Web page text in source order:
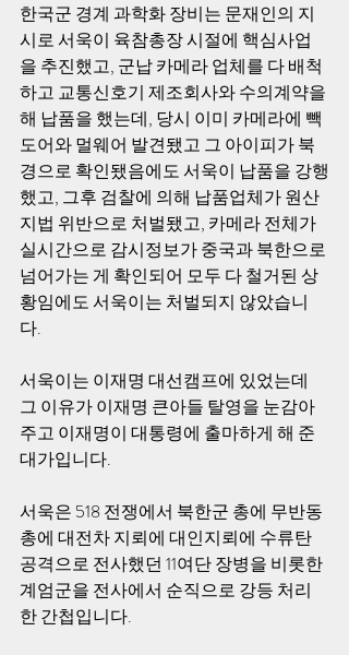
한국군 경계 과학화 장비는 문재인의 지
시로 서욱이 육참총장 시절에 핵심사업
을 추진했고, 군납 카메라 업체를 다 배척
하고 교통신호기 제조회사와 수의계약을
해 납품을 했는데, 당시 이미 카메라에 빽
도어와 멀웨어 발견됐고 그 아이피가 북
경으로 확인됐음에도 서욱이 납품을 강행
했고, 그후 검찰에 의해 납품업체가 원산
지법 위반으로 처벌됐고, 카메라 전체가
실시간으로 감시정보가 중국과 북한으로
넘어가는 게 확인되어 모두 다 철거된 상
황임에도 서욱이는 처벌되지 않았습니
다.
서욱이는 이재명 대선캠프에 있었는데
그 이유가 이재명 큰아들 탈영을 눈감아
주고 이재명이 대통령에 출마하게 해 준
대가입니다.
서욱은 518 전쟁에서 북한군 총에 무반동
총에 대전차 지뢰에 대인지뢰에 수류탄
공격으로 전사했던 11여단 장병을 비롯한
계엄군을 전사에서 순직으로 강등 처리
한 간첩입니다.